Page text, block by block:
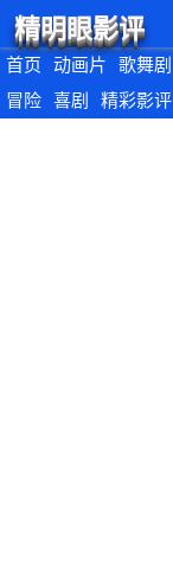
首页 动画片 歌舞剧
冒险
喜剧 精彩影评
精明眼影评